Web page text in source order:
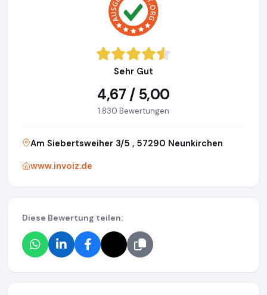
Sehr Gut
4,67 / 5,00
1.830 Bewertungen
Am Siebertsweiher 3/5 , 57290 Neunkirchen
www.invoiz.de
Diese Bewertung teilen: